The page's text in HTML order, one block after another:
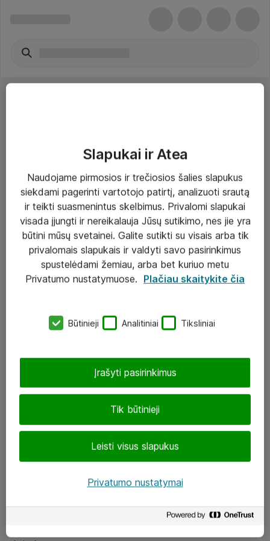
Paslaugos
Sprendimai
Įgyvendinti projektai
Atea ekspertų patarimai verslui
eShop@atea.lt
LinkedIn
Slapukai ir Atea
Naudojame pirmosios ir trečiosios šalies slapukus
siekdami pagerinti vartotojo patirtį, analizuoti srautą
ir teikti suasmenintus skelbimus. Privalomi slapukai
visada įjungti ir nereikalauja Jūsų sutikimo, nes jie yra
būtini mūsų svetainei. Galite sutikti su visais arba tik
privalomais slapukais ir valdyti savo pasirinkimus
spustelėdami žemiau, arba bet kuriuo metu
Privatumo nustatymuose. Plačiau skaitykite čia
Būtinieji Analitiniai Tiksliniai
Tik būtinieji
Leisti visus slapukus
Įrašyti pasirinkimus
Privatumo nustatymai